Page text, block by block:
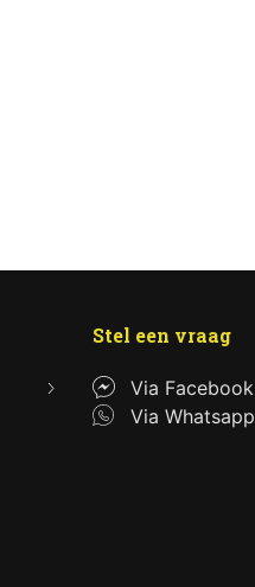
Stel een vraag
Via Facebook
Via Whatsapp